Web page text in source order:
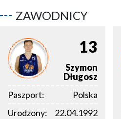
ZAWODNICY
13
Szymon
Długosz
Paszport:
Polska
Urodzony:
22.04.1992